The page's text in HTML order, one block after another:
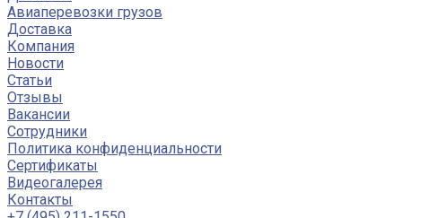
Авиаперевозки грузов
Доставка
Компания
Новости
Статьи
Отзывы
Вакансии
Сотрудники
Политика конфиденциальности
Сертификаты
Видеогалерея
Контакты